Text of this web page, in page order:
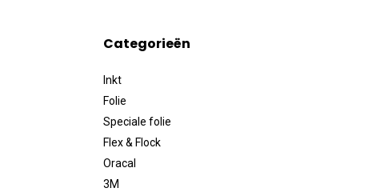
Categorieën
Inkt
Folie
Speciale folie
Flex & Flock
Oracal
3M